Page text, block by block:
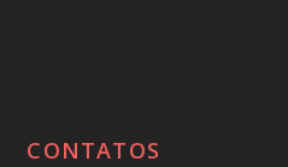
CONTATOS